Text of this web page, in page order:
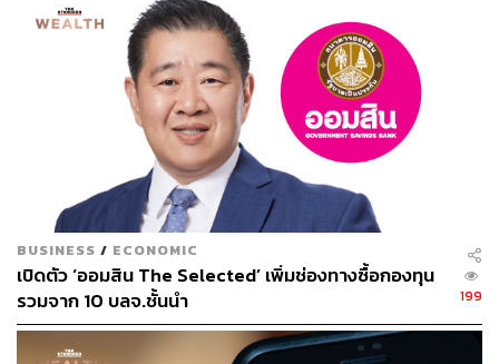
BUSINESS / ECONOMIC
เปิดตัว ‘ออมสิน The Selected’ เพิ่มช่องทางซื้อกองทุน
รวมจาก 10 บลจ.ชั้นนำ
199